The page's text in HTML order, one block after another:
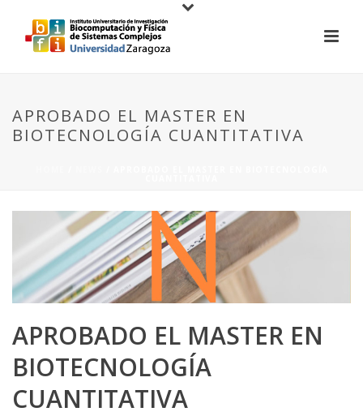
APROBADO EL MASTER EN
BIOTECNOLOGÍA CUANTITATIVA
APROBADO EL MASTER EN
BIOTECNOLOGÍA
CUANTITATIVA